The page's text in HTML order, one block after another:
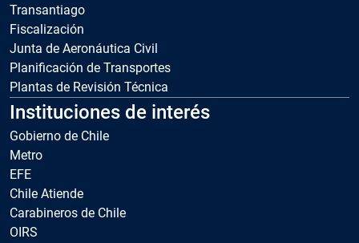
Transantiago
Fiscalización
Junta de Aeronáutica Civil
Planificación de Transportes
Plantas de Revisión Técnica
Instituciones de interés
Gobierno de Chile
Metro
EFE
Chile Atiende
Carabineros de Chile
OIRS